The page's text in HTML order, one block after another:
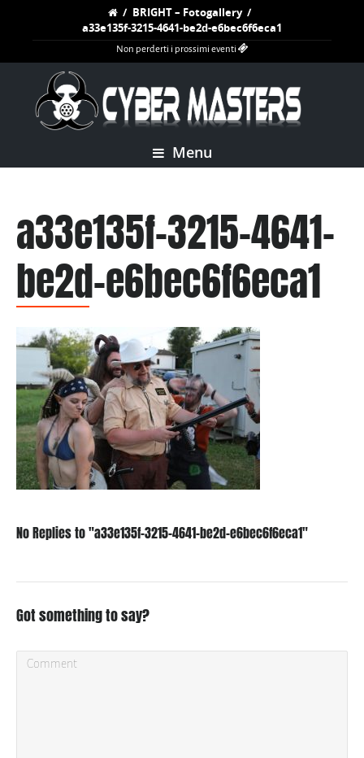
/ BRIGHT – Fotogallery /
a33e135f-3215-4641-be2d-e6bec6f6eca1
Non perderti i prossimi eventi
Menu
a33e135f-3215-4641-
be2d-e6bec6f6eca1
No Replies to "a33e135f-3215-4641-be2d-e6bec6f6eca1"
Got something to say?